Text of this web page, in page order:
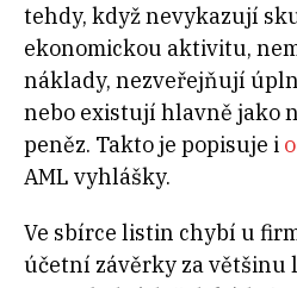
tehdy, když nevykazují
ekonomickou aktivitu,
náklady, nezveřejňují
nebo existují hlavně jako
peněz. Takto je popisuje i
AML vyhlášky.
Ve sbírce listin chybí u
účetní závěrky za většinu